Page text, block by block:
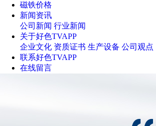
磁铁价格
新闻资讯
公司新闻 行业新闻
关于好色TVAPP
企业文化 资质证书 生产设备 公司观点
联系好色TVAPP
在线留言